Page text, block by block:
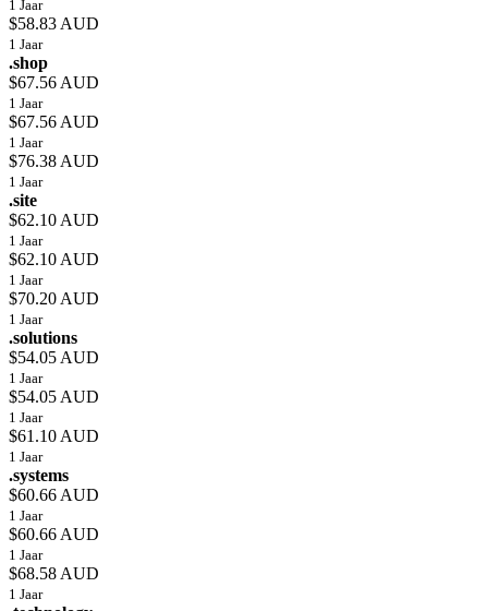
1 Jaar
$58.83 AUD
1 Jaar
.shop
$67.56 AUD
1 Jaar
$67.56 AUD
1 Jaar
$76.38 AUD
1 Jaar
.site
$62.10 AUD
1 Jaar
$62.10 AUD
1 Jaar
$70.20 AUD
1 Jaar
.solutions
$54.05 AUD
1 Jaar
$54.05 AUD
1 Jaar
$61.10 AUD
1 Jaar
.systems
$60.66 AUD
1 Jaar
$60.66 AUD
1 Jaar
$68.58 AUD
1 Jaar